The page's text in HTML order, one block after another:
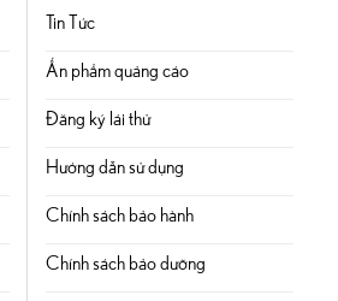
Tin Tức
Ấn phẩm quảng cáo
Đăng ký lái thử
Hướng dẫn sử dụng
Chính sách bảo hành
Chính sách bảo dưỡng